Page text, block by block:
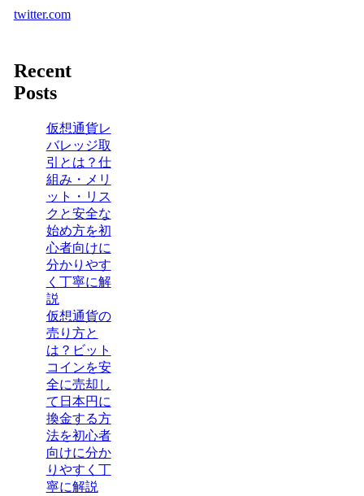
twitter.com
Recent
Posts
仮想通貨レ
バレッジ取
引とは？仕
組み・メリ
ット・リス
クと安全な
始め方を初
心者向けに
分かりやす
く丁寧に解
説
仮想通貨の
売り方と
は？ビット
コインを安
全に売却し
て日本円に
換金する方
法を初心者
向けに分か
りやすく丁
寧に解説